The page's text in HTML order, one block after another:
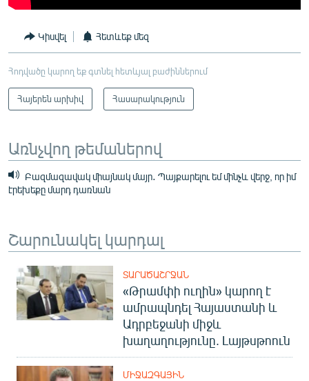
Կիսվել Հետևեք մեզ
Հոդվածը կարող եք գտնել հետևյալ բաժիններում
Հայերեն արխիվ Հասարակություն
Առնչվող թեմաներով
Բազմազավակ միայնակ մայր․ Պայքարելու եմ մինչև վերջ, որ իմ
էրեխեքը մարդ դառնան
Շարունակել կարդալ
ՏԱՐԱԾԱՇՐՋԱՆ
«Թրամփի ուղին» կարող է
ամրապնդել Հայաստանի և
Ադրբեջանի միջև
խաղաղությունը. Լայթսթոուն
ՄԻՋԱԶԳԱՅԻՆ